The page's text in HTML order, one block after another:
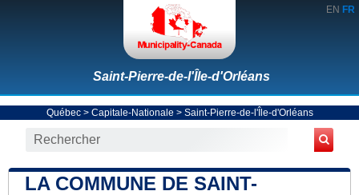
EN FR
Saint-Pierre-de-l'Île-d'Orléans
Québec> Capitale-Nationale > Saint-Pierre-de-l'Île-d'Orléans
LA COMMUNE DE SAINT-